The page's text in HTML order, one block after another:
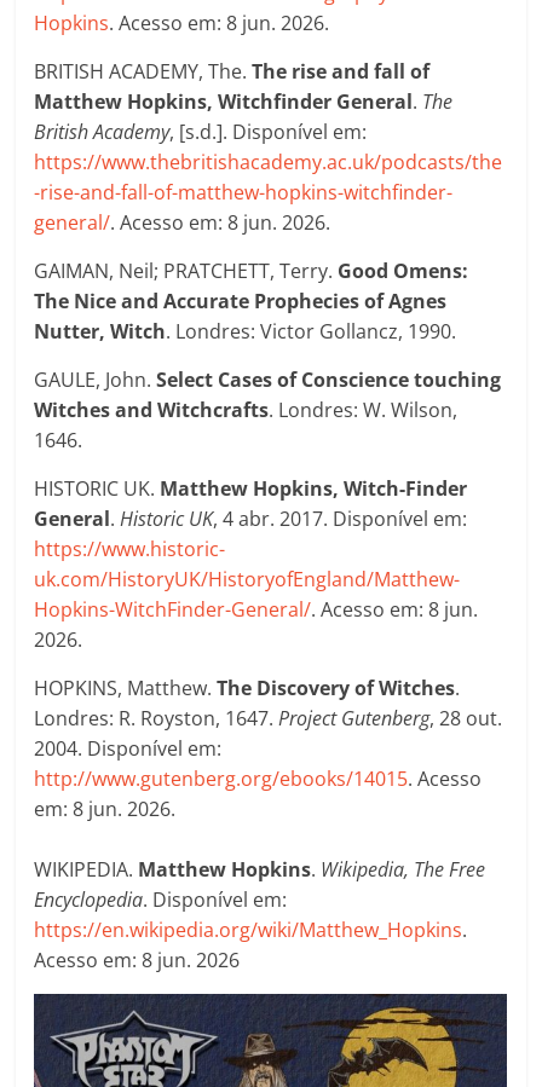
Hopkins. Acesso em: 8 jun. 2026.
BRITISH ACADEMY, The.The rise and fall of
Matthew Hopkins, Witchfinder General. The
British Academy, [s.d.]. Disponível em:
https://www.thebritishacademy.ac.uk/podcasts/the
-rise-and-fall-of-matthew-hopkins-witchfinder-
general/. Acesso em: 8 jun. 2026.
GAIMAN, Neil; PRATCHETT, Terry. Good Omens:
The Nice and Accurate Prophecies of Agnes
Nutter, Witch. Londres: Victor Gollancz, 1990.
GAULE, John.Select Cases of Conscience touching
Witches and Witchcrafts. Londres: W. Wilson,
1646.
HISTORIC UK. Matthew Hopkins, Witch-Finder
General.Historic UK, 4 abr. 2017. Disponível em:
https://www.historic-
uk.com/HistoryUK/HistoryofEngland/Matthew-
Hopkins-WitchFinder-General/. Acesso em: 8 jun.
2026.
HOPKINS, Matthew.The Discovery of Witches.
Londres: R. Royston, 1647.Project Gutenberg, 28 out.
2004. Disponível em:
http://www.gutenberg.org/ebooks/14015. Acesso
em: 8 jun. 2026.
WIKIPEDIA. Matthew Hopkins. Wikipedia, The Free
Encyclopedia. Disponível em:
https://en.wikipedia.org/wiki/Matthew_Hopkins.
Acesso em: 8 jun. 2026